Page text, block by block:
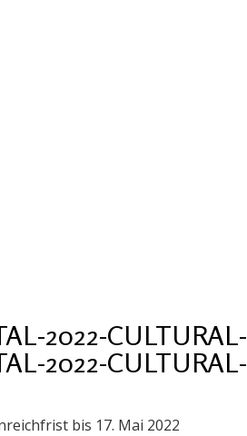
2022-
2022-
bis 17. Mai 2022